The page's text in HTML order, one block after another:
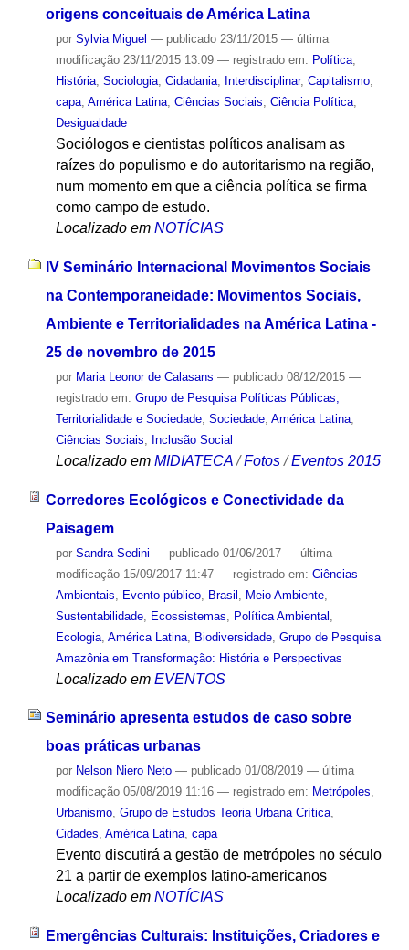
origens conceituais de América Latina
por Sylvia Miguel — publicado23/11/2015 — última
modificação23/11/2015 13:09 — registrado em: Política,
História, Sociologia, Cidadania, Interdisciplinar, Capitalismo,
capa, América Latina, Ciências Sociais, Ciência Política,
Desigualdade
Sociólogos e cientistas políticos analisam as
raízes do populismo e do autoritarismo na região,
num momento em que a ciência política se firma
como campo de estudo.
Localizado em NOTÍCIAS
IV Seminário Internacional Movimentos Sociais
na Contemporaneidade: Movimentos Sociais,
Ambiente e Territorialidades na América Latina -
25 de novembro de 2015
por Maria Leonor de Calasans — publicado08/12/2015 —
registrado em: Grupo de Pesquisa Políticas Públicas,
Territorialidade e Sociedade, Sociedade, América Latina,
Ciências Sociais, Inclusão Social
Localizado em MIDIATECA /Fotos /Eventos 2015
Corredores Ecológicos e Conectividade da
Paisagem
por Sandra Sedini — publicado01/06/2017 — última
modificação15/09/2017 11:47 — registrado em: Ciências
Ambientais
Evento público, Brasil Meio Ambiente,
Sustentabilidade, Ecossistemas Política Ambiental
Ecologia, América Latina, Biodiversidade, Grupo de Pesquisa
Amazônia em Transformação: História e Perspectivas
Localizado em EVENTOS
Seminário apresenta estudos de caso sobre
boas práticas urbanas
por Nelson Niero Neto — publicado01/08/2019 — última
modificação05/08/2019 11:16 — registrado em: Metrópoles,
Urbanismo, Grupo de Estudos Teoria Urbana Crítica,
Cidades, América Latina, capa
Evento discutirá a gestão de metrópoles no século
21 a partir de exemplos latino-americanos
Localizado em NOTÍCIAS
Emergências Culturais: Instituições, Criadores e